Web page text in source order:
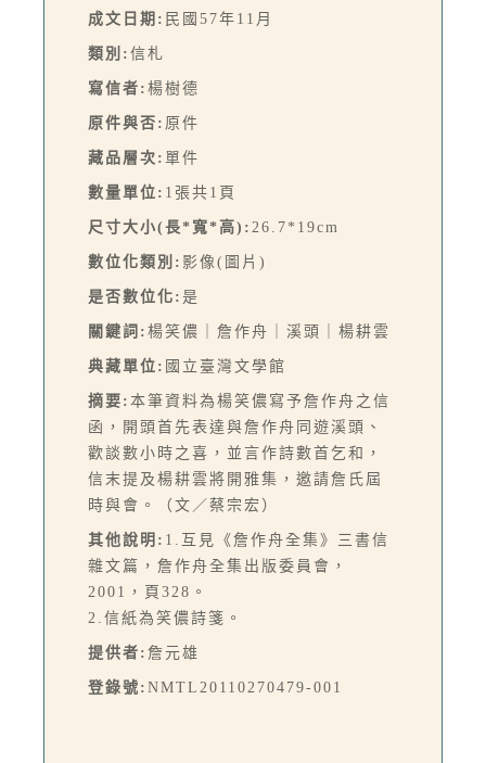
成文日期: 民國57年11月
類別: 信札
寫信者: 楊樹德
原件與否: 原件
藏品層次: 單件
數量單位: 1張共1頁
尺寸大小(長*寬*高): 26.7*19cm
數位化類別: 影像(圖片)
是否數位化: 是
關鍵詞: 楊笑儂｜詹作舟｜溪頭｜楊耕雲
典藏單位: 國立臺灣文學館
摘要: 本筆資料為楊笑儂寫予詹作舟之信
函，開頭首先表達與詹作舟同遊溪頭、
歡談數小時之喜，並言作詩數首乞和，
信末提及楊耕雲將開雅集，邀請詹氏屆
時與會。（文／蔡宗宏）
其他說明: 1.互見《詹作舟全集》三書信
雜文篇，詹作舟全集出版委員會，
2001，頁328。
2.信紙為笑儂詩箋。
提供者: 詹元雄
登錄號: NMTL20110270479-001